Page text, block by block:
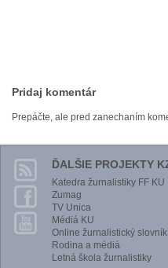
Pridaj komentár
Prepáčte, ale pred zanechaním
ĎALŠIE PROJEKTY
Katedra žurnalistiky FF KU
Zumag
TV Unica
Médiá KU
Online žurnalistický slovník
Rodina a médiá
Letná škola žurnalistiky